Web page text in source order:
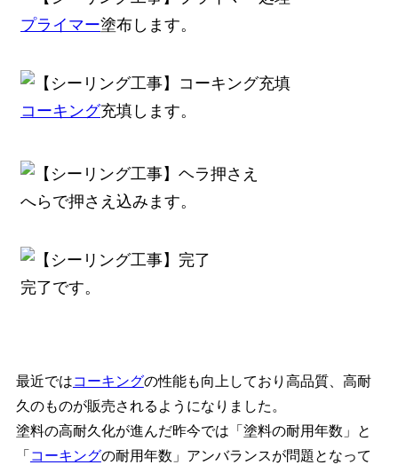
プライマー塗布します。
コーキング充填します。
へらで押さえ込みます。
完了です。
最近ではコーキングの性能も向上しており高品質、高耐
久のものが販売されるようになりました。
塗料の高耐久化が進んだ昨今では「塗料の耐用年数」と
「 コーキングの耐用年数」アンバランスが問題となって